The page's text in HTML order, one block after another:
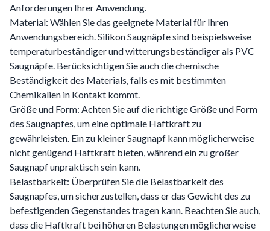
Anforderungen Ihrer Anwendung.
Material: Wählen Sie das geeignete Material für Ihren
Anwendungsbereich. Silikon Saugnäpfe sind beispielsweise
temperaturbeständiger und witterungsbeständiger als PVC
Saugnäpfe. Berücksichtigen Sie auch die chemische
Beständigkeit des Materials, falls es mit bestimmten
Chemikalien in Kontakt kommt.
Größe und Form: Achten Sie auf die richtige Größe und Form
des Saugnapfes, um eine optimale Haftkraft zu
gewährleisten. Ein zu kleiner Saugnapf kann möglicherweise
nicht genügend Haftkraft bieten, während ein zu großer
Saugnapf unpraktisch sein kann.
Belastbarkeit: Überprüfen Sie die Belastbarkeit des
Saugnapfes, um sicherzustellen, dass er das Gewicht des zu
befestigenden Gegenstandes tragen kann. Beachten Sie auch,
dass die Haftkraft bei höheren Belastungen möglicherweise